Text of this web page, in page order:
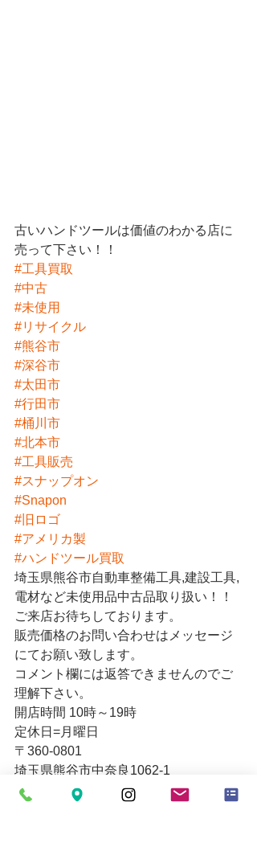
古いハンドツールは価値のわかる店に
売って下さい！！
#工具買取
#中古
#未使用
#リサイクル
#熊谷市
#深谷市
#太田市
#行田市
#桶川市
#北本市
#工具販売
#スナップオン
#Snapon
#旧ロゴ
#アメリカ製
#ハンドツール買取
埼玉県熊谷市自動車整備工具,建設工具,
電材など未使用品中古品取り扱い！！
ご来店お待ちしております。
販売価格のお問い合わせはメッセージ
にてお願い致します。
コメント欄には返答できませんのでご
理解下さい。
開店時間 10時～19時
定休日=月曜日
〒360-0801
埼玉県熊谷市中奈良1062-1
Email